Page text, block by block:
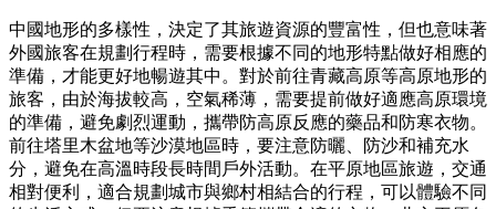
中國地形的多樣性，決定了其旅遊資源的豐富性，但也意味著
外國旅客在規劃行程時，需要根據不同的地形特點做好相應的
準備，才能更好地暢遊其中。對於前往青藏高原等高原地形的
旅客，由於海拔較高，空氣稀薄，需要提前做好適應高原環境
的準備，避免劇烈運動，攜帶防高原反應的藥品和防寒衣物。
前往塔里木盆地等沙漠地區時，要注意防曬、防沙和補充水
分，避免在高溫時段長時間戶外活動。在平原地區旅遊，交通
相對便利，適合規劃城市與鄉村相結合的行程，可以體驗不同